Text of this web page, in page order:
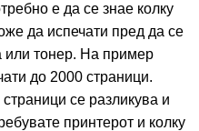
е да се знае колку
да испечати пред да се
или тонер. На пример
до 2000 страници.
се разликува и
принтерот и колку